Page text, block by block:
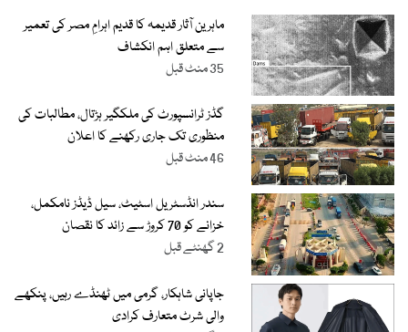
ماہرین آثار قدیمہ کا قدیم اہرامِ مصر کی تعمیر
سے متعلق اہم انکشاف
35 منٹ قبل
گڈز ٹرانسپورٹ کی ملکگیر ہڑتال، مطالبات کی
منظوری تک جاری رکھنے کا اعلان
46 منٹ قبل
سندر انڈسٹریل اسٹیٹ، سیل ڈیڈز نامکمل،
خزانے کو 70 کروڑ سے زائد کا نقصان
2 گھنٹے قبل
جاپانی شاہکار، گرمی میں ٹھنڈے رہیں، پنکھے
والی شرٹ متعارف کرادی